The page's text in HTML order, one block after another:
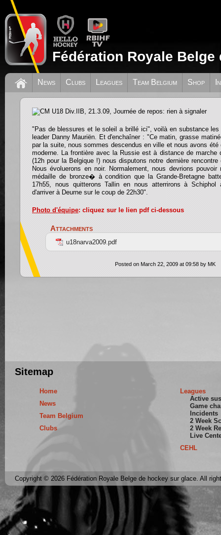
Fédération Royale
News Clubs Leagues Team Belgium Shop
CM U18 Div.IIB, 21.3.09, Journée de
signaler
"Pas de blessures et le soleil a brillé ici", voilà en substance les
leader Danny Mauriën. Et d'enchaîner : "Ce matin, grasse
par la suite, nous sommes descendus en ville et nous avons été
moderne. La frontière avec la Russie est à distance de marche
(12h pour la Belgique !) nous disputons notre dernière
Nous évoluerons en noir. Normalement, nous devrions
médaille de bronze� à condition que la Grande-Bretagne
17h55, nous quitterons Tallin en nous atterrirons à Schiphol
d'arriver à Deurne sur le coup de 22h30".
Photo d'équipe: cliquez sur le lien pdf ci-dessous
Attachments
u18narva2009.pdf
Posted on March 22, 2009 at 09:58 by MK
Sitemap
Home
News
Team Belgium
Clubs
Leagues
Active
Game
Incidents
2 Week
2 Week
Live
CEHL
Copyright © 2026 Fédération Royale Belge de hockey sur glace. All